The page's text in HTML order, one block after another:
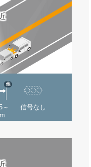
～
他
信号なし